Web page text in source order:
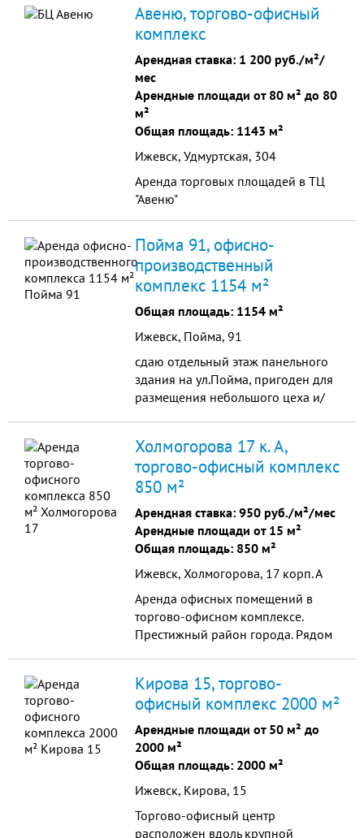
Авеню, торгово-офисный
комплекс
Арендная ставка: 1 200 руб./м²/
мес
Арендные площади от 80 м² до 80
м²
Общая площадь: 1143 м²
Ижевск, Удмуртская, 304
Аренда торговых площадей в ТЦ
"Авеню"
Пойма 91, офисно-
производственный
комплекс 1154 м²
Общая площадь: 1154 м²
Ижевск, Пойма, 91
сдаю отдельный этаж панельного
здания на ул.Пойма, пригоден для
размещения небольшого цеха и/
Холмогорова 17 к. А,
торгово-офисный комплекс
850 м²
Арендная ставка: 950 руб./м²/мес
Арендные площади от 15 м²
Общая площадь: 850 м²
Ижевск, Холмогорова, 17 корп. А
Аренда офисных помещений в
торгово-офисном комплексе.
Престижный район города. Рядом
(Холмогорова 17).
Кирова 15, торгово-
офисный комплекс 2000 м²
Арендные площади от 50 м² до
2000 м²
Общая площадь: 2000 м²
Ижевск, Кирова, 15
Торгово-офисный центр
расположен вдоль крупной